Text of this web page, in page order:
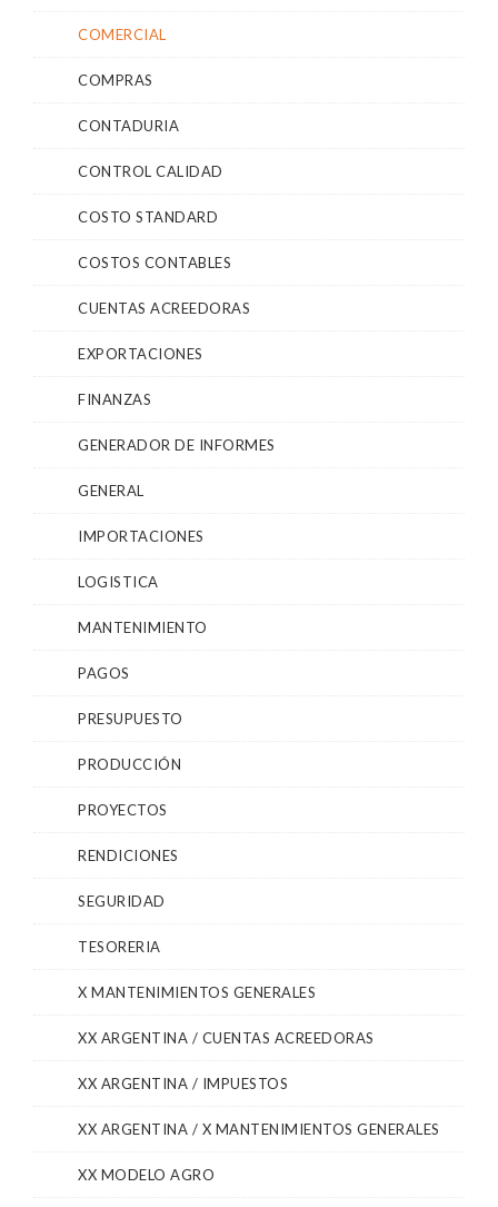
COMERCIAL
COMPRAS
CONTADURIA
CONTROL CALIDAD
COSTO STANDARD
COSTOS CONTABLES
CUENTAS ACREEDORAS
EXPORTACIONES
FINANZAS
GENERADOR DE INFORMES
GENERAL
IMPORTACIONES
LOGISTICA
MANTENIMIENTO
PAGOS
PRESUPUESTO
PRODUCCIÓN
PROYECTOS
RENDICIONES
SEGURIDAD
TESORERIA
X MANTENIMIENTOS GENERALES
XX ARGENTINA / CUENTAS ACREEDORAS
XX ARGENTINA / IMPUESTOS
XX ARGENTINA / X MANTENIMIENTOS GENERALES
XX MODELO AGRO